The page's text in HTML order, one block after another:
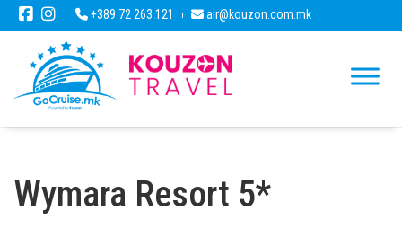
+389 72 263 121 air@kouzon.com.mk
Wymara Resort 5*